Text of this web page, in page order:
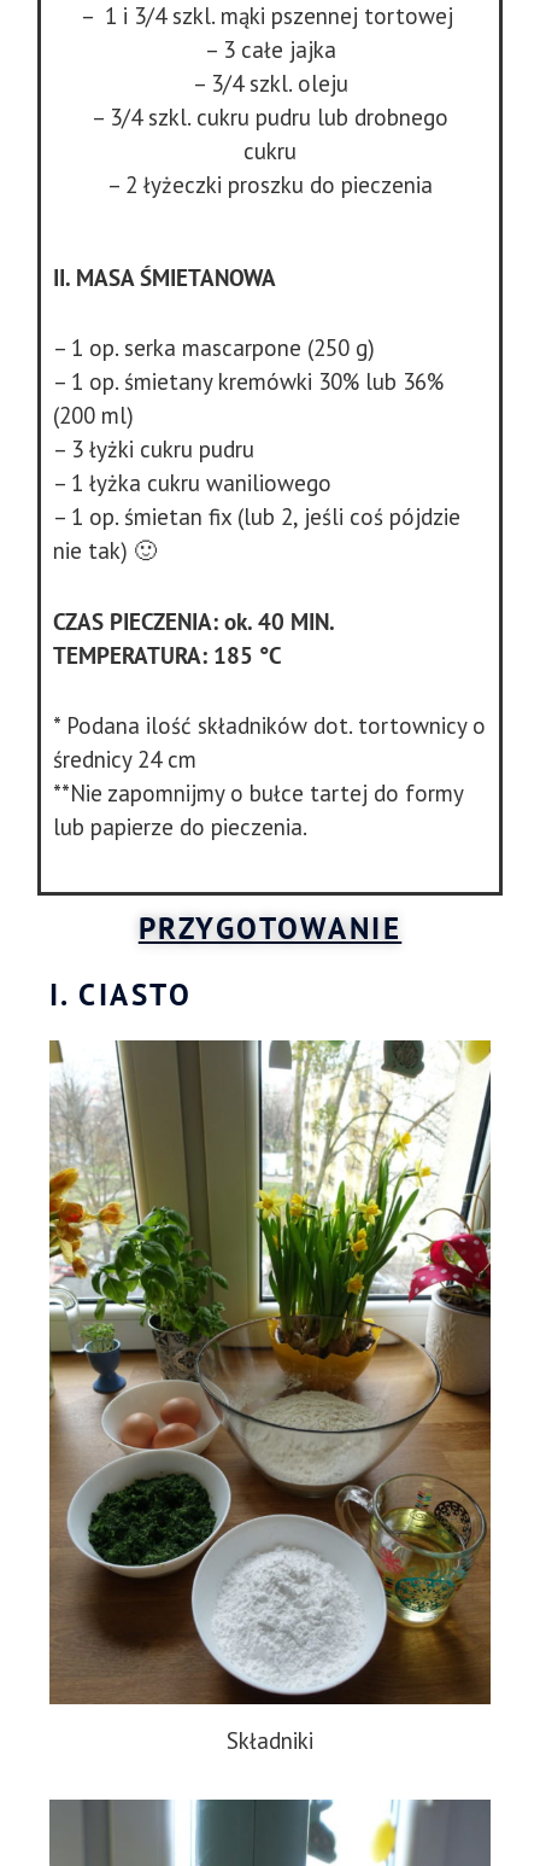
– 1 i 3/4 szkl. mąki pszennej tortowej
– 3 całe jajka
– 3/4 szkl. oleju
– 3/4 szkl. cukru pudru lub drobnego
cukru
– 2 łyżeczki proszku do pieczenia
II. MASA ŚMIETANOWA
– 1 op. serka mascarpone (250 g)
– 1 op. śmietany kremówki 30% lub 36%
(200 ml)
– 3 łyżki cukru pudru
– 1 łyżka cukru waniliowego
– 1 op. śmietan fix (lub 2, jeśli coś pójdzie
nie tak) 🙂
CZAS PIECZENIA: ok. 40 MIN.
TEMPERATURA: 185 °C
* Podana ilość składników dot. tortownicy o
średnicy 24 cm
**Nie zapomnijmy o bułce tartej do formy
lub papierze do pieczenia.
PRZYGOTOWANIE
I. CIASTO
Składniki